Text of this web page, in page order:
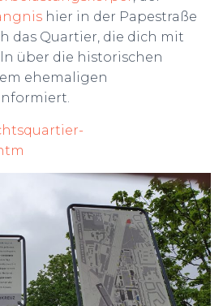
hier in der Papestraße
das Quartier, die dich mit
über die historischen
ehemaligen